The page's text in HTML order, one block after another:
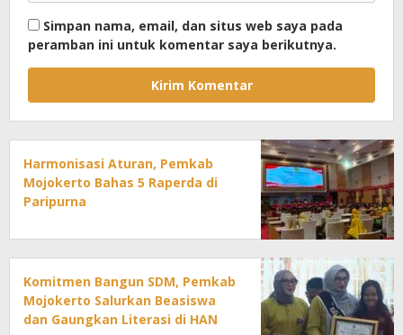
Simpan nama, email, dan situs web saya pada
peramban ini untuk komentar saya berikutnya.
Harmonisasi Aturan, Pemkab
Mojokerto Bahas 5 Raperda di
Paripurna
Komitmen Bangun SDM, Pemkab
Mojokerto Salurkan Beasiswa
dan Gaungkan Literasi di HAN